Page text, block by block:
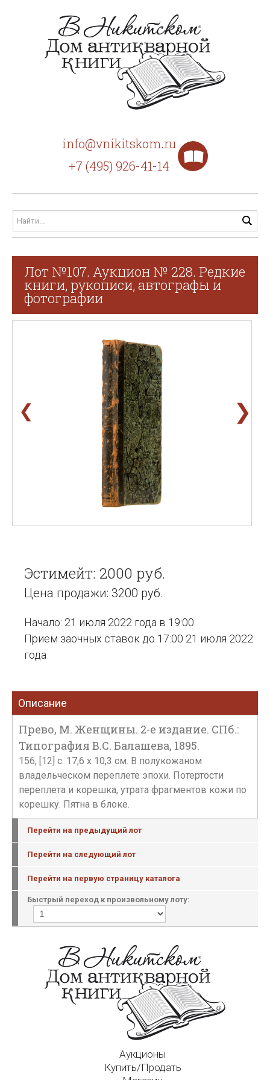
info@vnikitskom.ru
+7 (495) 926-41-14
Лот №107. Аукцион № 228. Редкие
книги, рукописи, автографы и
фотографии
❮ ❯
Эстимейт: 2000 руб.
Цена продажи: 3200 руб.
Начало: 21 июля 2022 года в 19:00
Прием заочных ставок до 17:00 21 июля 2022
года
Описание
Прево, М. Женщины. 2-е издание. СПб.:
Типография В.С. Балашева, 1895.
156, [12] с. 17,6 х 10,3 см. В полукожаном
владельческом переплете эпохи. Потертости
переплета и корешка, утрата фрагментов кожи по
корешку. Пятна в блоке.
Перейти на предыдущий лот
Перейти на следующий лот
Перейти на первую страницу каталога
Быстрый переход к произвольному лоту:
Аукционы
Купить/Продать